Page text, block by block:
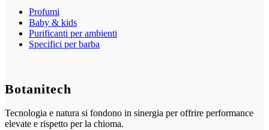
Profumi
Baby & kids
Purificanti per ambienti
Specifici per barba
Botanitech
Tecnologia e natura si fondono in sinergia per offrire performance
elevate e rispetto per la chioma.